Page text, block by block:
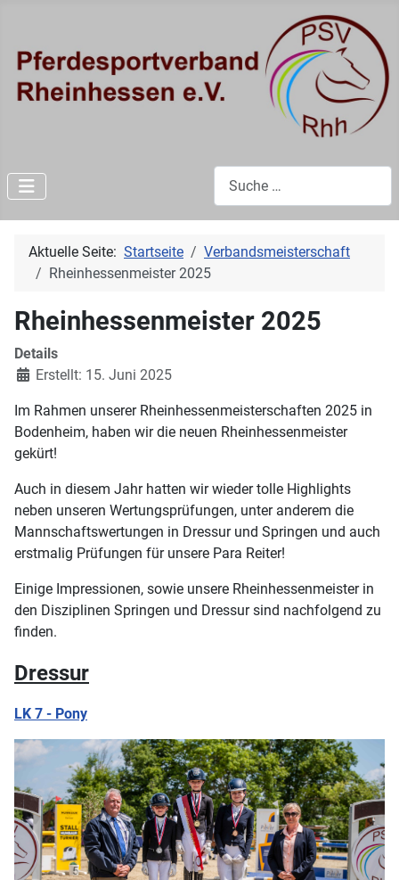
Aktuelle Seite: Startseite
Verbandsmeisterschaft
Rheinhessenmeister 2025
Rheinhessenmeister 2025
Details
Erstellt: 15. Juni 2025
Im Rahmen unserer Rheinhessenmeisterschaften 2025 in
Bodenheim, haben wir die neuen Rheinhessenmeister
gekürt!
Auch in diesem Jahr hatten wir wieder tolle Highlights
neben unseren Wertungsprüfungen, unter anderem die
Mannschaftswertungen in Dressur und Springen und auch
erstmalig Prüfungen für unsere Para Reiter!
Einige Impressionen, sowie unsere Rheinhessenmeister in
den Disziplinen Springen und Dressur sind nachfolgend zu
finden.
Dressur
LK 7 - Pony